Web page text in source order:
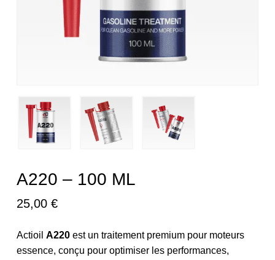
A220 – 100 ML
25,00 €
Actioil A220est un traitement premium pour moteurs
essence, conçu pour optimiser les performances,